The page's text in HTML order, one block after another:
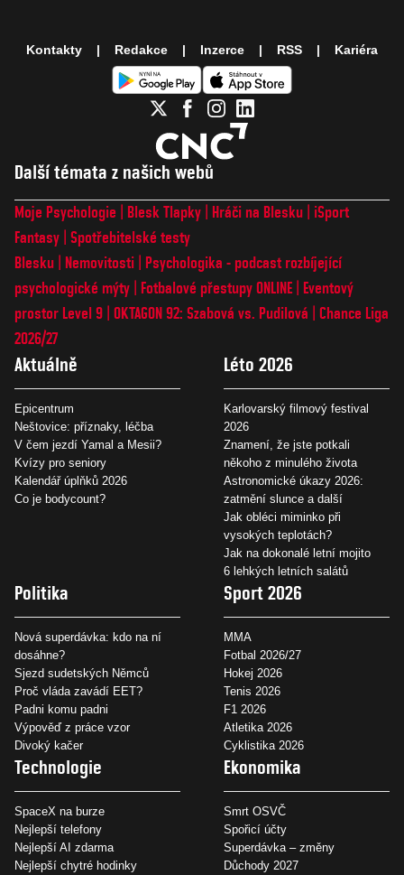
Další témata z našich webů
Moje Psychologie Blesk Tlapky Hráči na Blesku
iSport
Fantasy Spotřebitelské testy
Blesku
Nemovitosti
Psychologika - podcast rozbíjející
psychologické mýty
Fotbalové přestupy ONLINE
Eventový
prostor Level 9 OKTAGON 92: Szabová vs. Pudilová
Chance Liga
2026/27
Aktuálně
Epicentrum
Neštovice: příznaky, léčba
V čem jezdí Yamal a Mesii?
Kvízy pro seniory
Kalendář úplňků 2026
Co je bodycount?
Léto 2026
Karlovarský filmový festival
2026
Znamení, že jste potkali
někoho z minulého života
Astronomické úkazy 2026:
zatmění slunce a další
Jak obléci miminko při
vysokých teplotách?
Jak na dokonalé letní mojito
6 lehkých letních salátů
Politika
Nová superdávka: kdo na ní
dosáhne?
Sjezd sudetských Němců
Proč vláda zavádí EET?
Padni komu padni
Výpověď z práce vzor
Divoký kačer
Sport 2026
MMA
Fotbal 2026/27
Hokej 2026
Tenis 2026
F1 2026
Atletika 2026
Cyklistika 2026
Technologie
SpaceX na burze
Nejlepší telefony
Nejlepší AI zdarma
Nejlepší chytré hodinky
Ekonomika
Smrt OSVČ
Spořicí účty
Superdávka – změny
Důchody 2027
Kontakty Redakce Inzerce RSS Kariéra